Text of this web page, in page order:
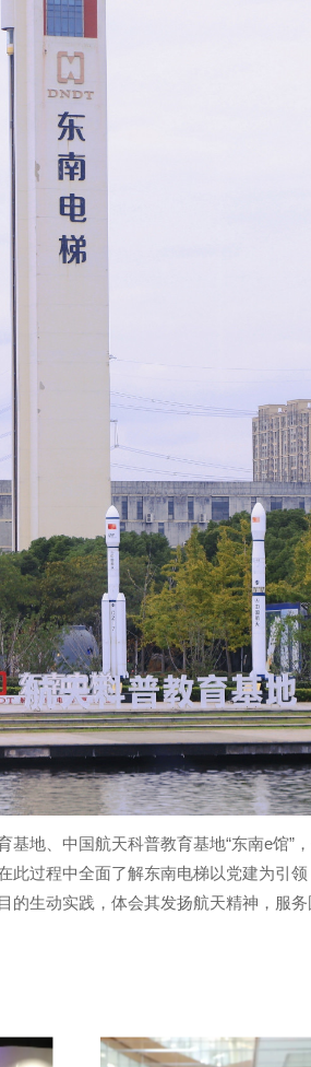
地、中国航天科普教育基地“东南e馆”
此过程中全面了解东南电梯以党建为引
生动实践，体会其发扬航天精神，服务